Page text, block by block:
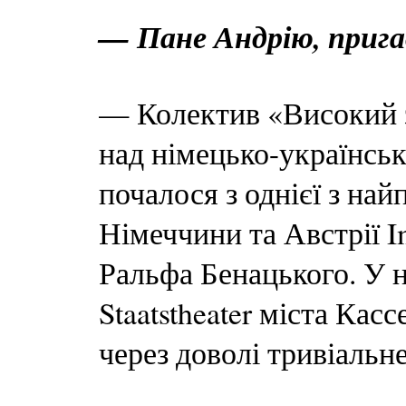
— Пане Андрію,
— Колектив «Високий
над німецько-
почалося з однієї з
Німеччини та Австрії
Ральфа Бенацького. У
Staatstheater міста
через доволі